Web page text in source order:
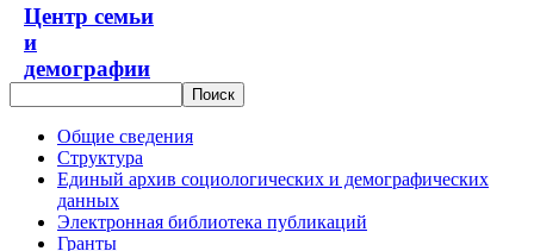
Центр семьи
и
демографии
Общие сведения
Структура
Единый архив социологических и демографических
данных
Электронная библиотека публикаций
Гранты